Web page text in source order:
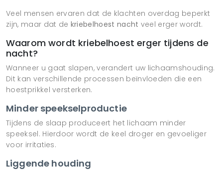
Veel mensen ervaren dat de klachten overdag beperkt
zijn, maar dat de kriebelhoest nacht veel erger wordt.
Waarom wordt kriebelhoest erger tijdens de
nacht?
Wanneer u gaat slapen, verandert uw lichaamshouding.
Dit kan verschillende processen beïnvloeden die een
hoestprikkel versterken.
Minder speekselproductie
Tijdens de slaap produceert het lichaam minder
speeksel. Hierdoor wordt de keel droger en gevoeliger
voor irritaties.
Liggende houding